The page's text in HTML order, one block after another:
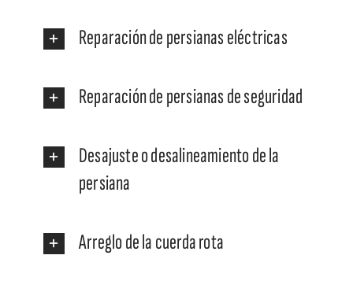
Reparación de persianas eléctricas
Reparación de persianas de seguridad
Desajuste o desalineamiento de la
persiana
Arreglo de la cuerda rota